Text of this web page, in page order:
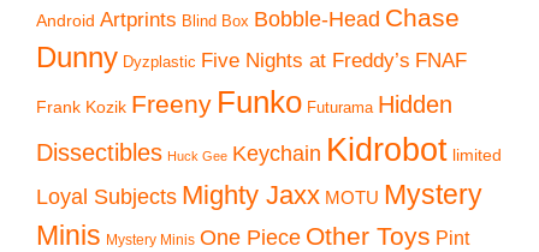
Android Artprints Blind Box Bobble-Head Chase
Dunny Dyzplastic Five Nights at Freddy’s FNAF
Frank Kozik Freeny Funko Futurama Hidden
Dissectibles Huck Gee Keychain Kidrobot limited
Loyal Subjects Mighty Jaxx MOTU Mystery
Minis Mystery Minis One Piece Other Toys Pint